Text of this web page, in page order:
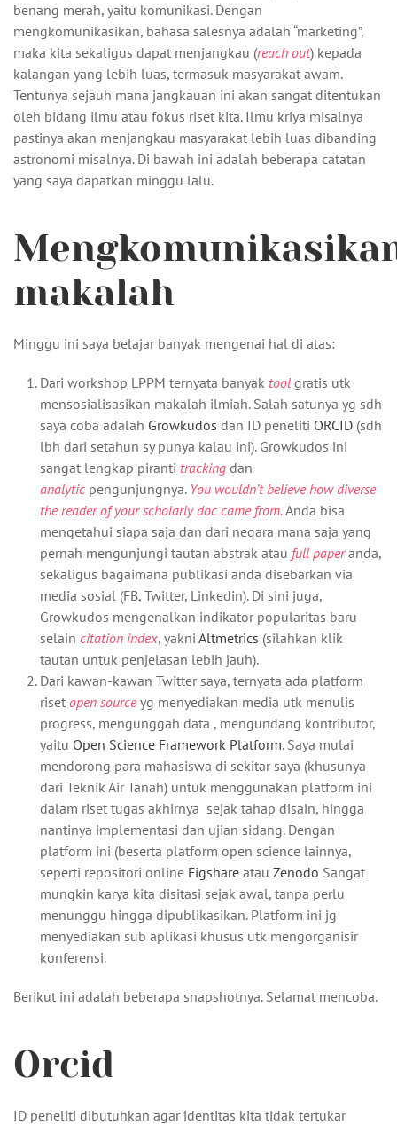
benang merah, yaitu komunikasi. Dengan
mengkomunikasikan, bahasa salesnya adalah “marketing”,
maka kita sekaligus dapat menjangkau (reach out) kepada
kalangan yang lebih luas, termasuk masyarakat awam.
Tentunya sejauh mana jangkauan ini akan sangat ditentukan
oleh bidang ilmu atau fokus riset kita. Ilmu kriya misalnya
pastinya akan menjangkau masyarakat lebih luas dibanding
astronomi misalnya. Di bawah ini adalah beberapa catatan
yang saya dapatkan minggu lalu.
makalah
Minggu ini saya belajar banyak mengenai hal di atas:
Dari workshop LPPM ternyata banyak tool gratis utk
mensosialisasikan makalah ilmiah. Salah satunya yg sdh
saya coba adalah Growkudos dan ID peneliti ORCID (sdh
lbh dari setahun sy punya kalau ini). Growkudos ini
sangat lengkap piranti tracking dan
analytic pengunjungnya. You wouldn’t believe how diverse
the reader of your scholarly doc came from.Anda bisa
mengetahui siapa saja dan dari negara mana saja yang
pernah mengunjungi tautan abstrak atau full paperanda,
sekaligus bagaimana publikasi anda disebarkan via
media sosial (FB, Twitter, Linkedin). Di sini juga,
Growkudos mengenalkan indikator popularitas baru
selain citation index, yakni Altmetrics (silahkan klik
tautan untuk penjelasan lebih jauh).
Dari kawan-kawan Twitter saya, ternyata ada platform
riset open sourceyg menyediakan media utk menulis
progress, mengunggah data , mengundang kontributor,
yaitu Open Science Framework Platform. Saya mulai
mendorong para mahasiswa di sekitar saya (khusunya
dari Teknik Air Tanah) untuk menggunakan platform ini
dalam riset tugas akhirnya sejak tahap disain, hingga
nantinya implementasi dan ujian sidang. Dengan
platform ini (beserta platform open science lainnya,
seperti repositori online Figshare atau Zenodo Sangat
mungkin karya kita disitasi sejak awal, tanpa perlu
menunggu hingga dipublikasikan. Platform ini jg
menyediakan sub aplikasi khusus utk mengorganisir
konferensi.
Berikut ini adalah beberapa snapshotnya. Selamat mencoba.
Orcid
ID peneliti dibutuhkan agar identitas kita tidak tertukar